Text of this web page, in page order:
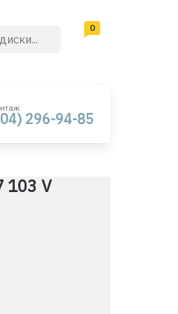
0
296-94-85
103 V